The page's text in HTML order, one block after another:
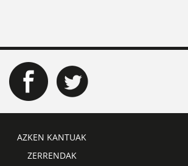
AZKEN KANTUAK
ZERRENDAK